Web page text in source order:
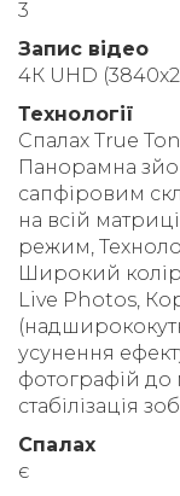
3
Запис відео
4К UHD
Технології
Спалах True
Панорамна
сапфіровим
на всій
режим,
Широкий
Live Photos,
усунення
фотографій до
стабілізація
Спалах
є